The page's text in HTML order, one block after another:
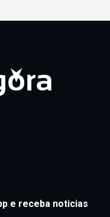
e receba noticias